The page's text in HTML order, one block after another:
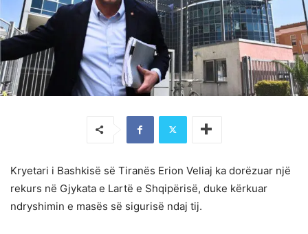
Kryetari i Bashkisë së Tiranës Erion Veliaj ka dorëzuar një
rekurs në Gjykata e Lartë e Shqipërisë, duke kërkuar
ndryshimin e masës së sigurisë ndaj tij.